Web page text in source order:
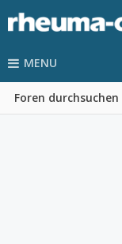
MENU
Foren durchsuchen